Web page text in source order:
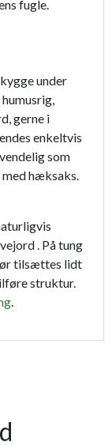
fugle.
under
gerne i
enkeltvis
som
hæksaks.
. På tung
tilsættes lidt
struktur.
.